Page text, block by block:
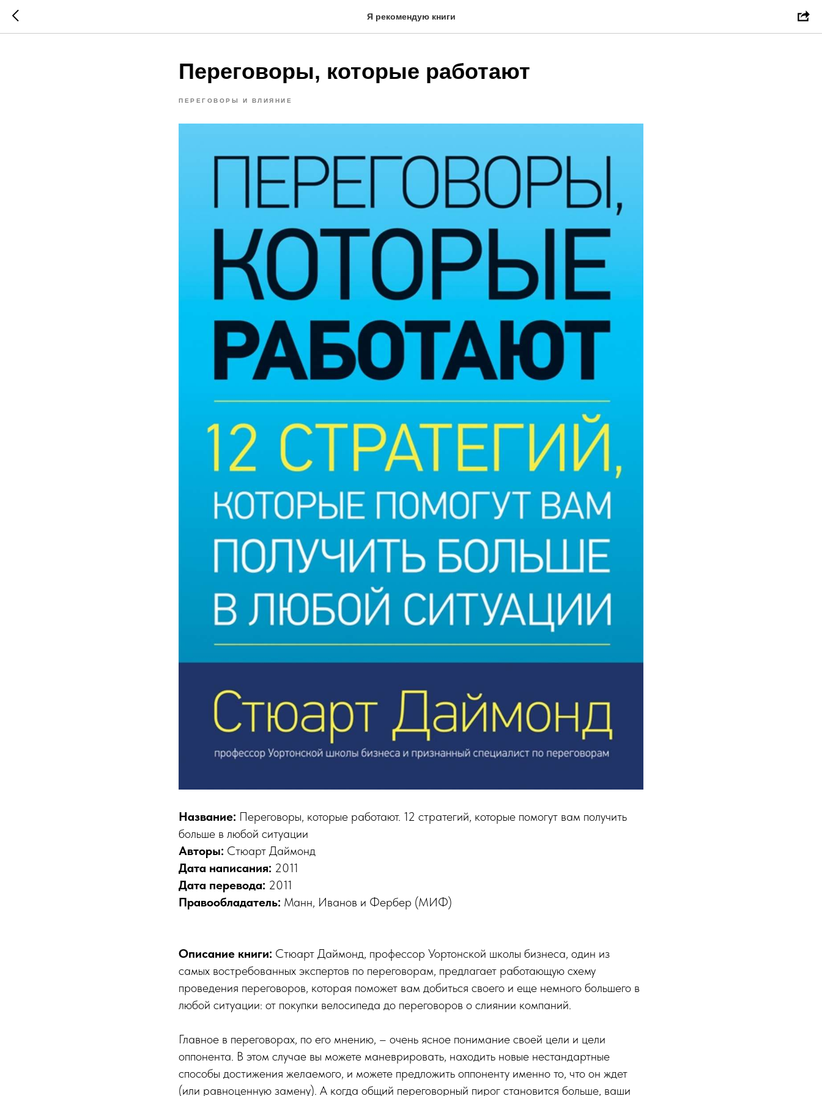
Я рекомендую книги
Переговоры, которые работают
ПЕРЕГОВОРЫ И ВЛИЯНИЕ
Название: Переговоры, которые работают. 12 стратегий, которые помогут вам получить
больше в любой ситуации
Авторы: Стюарт Даймонд
Дата написания: 2011
Дата перевода: 2011
Правообладатель: Манн, Иванов и Фербер (МИФ)
Описание книги: Стюарт Даймонд, профессор Уортонской школы бизнеса, один из
самых востребованных экспертов по переговорам, предлагает работающую схему
проведения переговоров, которая поможет вам добиться своего и еще немного большего в
любой ситуации: от покупки велосипеда до переговоров о слиянии компаний.
Главное в переговорах, по его мнению, – очень ясное понимание своей цели и цели
оппонента. В этом случае вы можете маневрировать, находить новые нестандартные
способы достижения желаемого, и можете предложить оппоненту именно то, что он ждет
(или равноценную замену). А когда общий переговорный пирог становится больше, ваши